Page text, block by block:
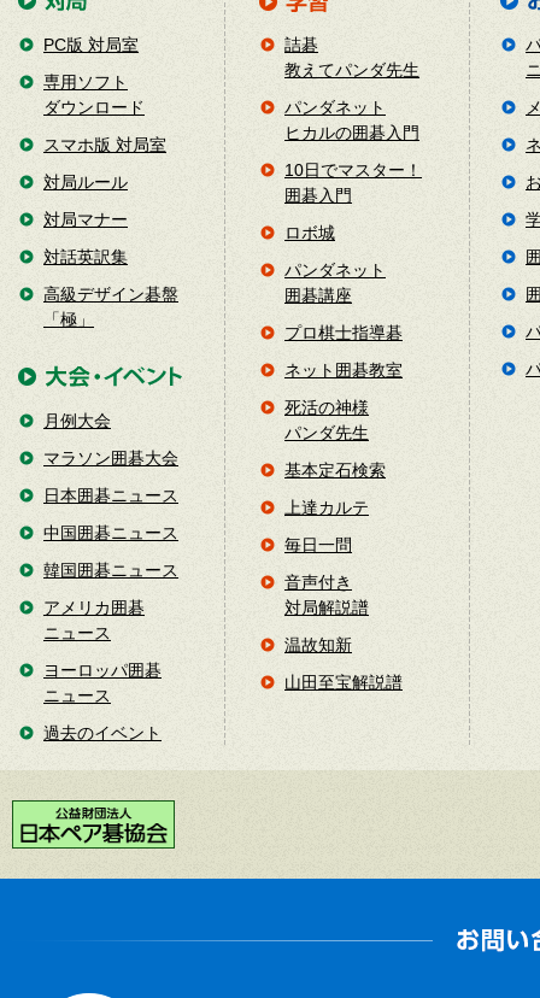
PC版 対局室
専用ソフト
ダウンロード
スマホ版 対局室
対局ルール
対局マナー
対話英訳集
高級デザイン碁盤
「極」
月例大会
マラソン囲碁大会
日本囲碁ニュース
中国囲碁ニュース
韓国囲碁ニュース
アメリカ囲碁
ニュース
ヨーロッパ囲碁
ニュース
過去のイベント
詰碁
教えてパンダ先生
パンダネット
ヒカルの囲碁入門
10日でマスター！
囲碁入門
ロボ城
パンダネット
囲碁講座
プロ棋士指導碁
ネット囲碁教室
死活の神様
パンダ先生
基本定石検索
上達カルテ
毎日一問
音声付き
対局解説譜
温故知新
山田至宝解説譜